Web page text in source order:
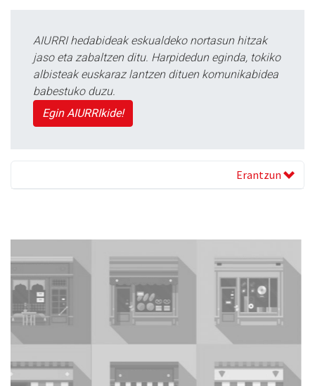
AIURRI hedabideak eskualdeko nortasun hitzak
jaso eta zabaltzen ditu. Harpidedun eginda, tokiko
albisteak euskaraz lantzen dituen komunikabidea
babestuko duzu.
Egin AIURRIkide!
Erantzun